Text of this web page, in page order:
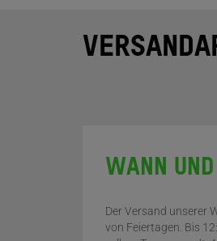
WANN
Der Versand unserer
von Feiertagen. Bis